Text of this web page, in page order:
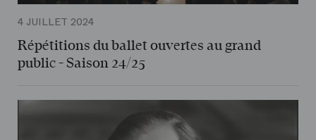
4 JUILLET 2024
Répétitions du ballet ouvertes au grand
public - Saison 24/25